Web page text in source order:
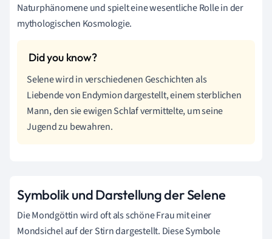
Naturphänomene und spielt eine wesentliche Rolle in der
mythologischen Kosmologie.
Selene wird in verschiedenen Geschichten als
Liebende von Endymion dargestellt, einem sterblichen
Mann, den sie ewigen Schlaf vermittelte, um seine
Jugend zu bewahren.
Symbolik und Darstellung der Selene
Die Mondgöttin wird oft als schöne Frau mit einer
Mondsichel auf der Stirn dargestellt. Diese Symbole